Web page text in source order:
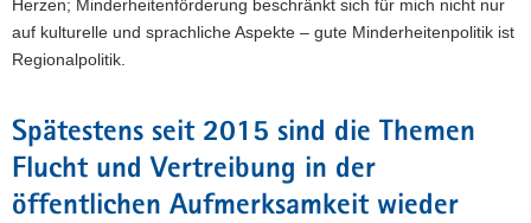
Herzen; Minderheitenförderung beschränkt sich für mich nicht nur
auf kulturelle und sprachliche Aspekte – gute Minderheitenpolitik ist
Regionalpolitik.
Spätestens seit 2015 sind die Themen
Flucht und Vertreibung in der
öffentlichen Aufmerksamkeit wieder